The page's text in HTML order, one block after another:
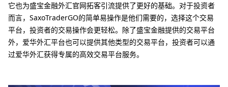
它也为盛宝金融外汇官网拓客引流提供了更好的基础。对于投资者
而言，SaxoTraderGO的简单易操作是他们需要的，选择这个交易
平台，投资者的交易操作会更轻松。除了盛宝金融提供的交易平台
外，爱华外汇平台也可以提供其他类型的交易平台，投资者可以通
过爱华外汇获得专属的高效交易平台服务。